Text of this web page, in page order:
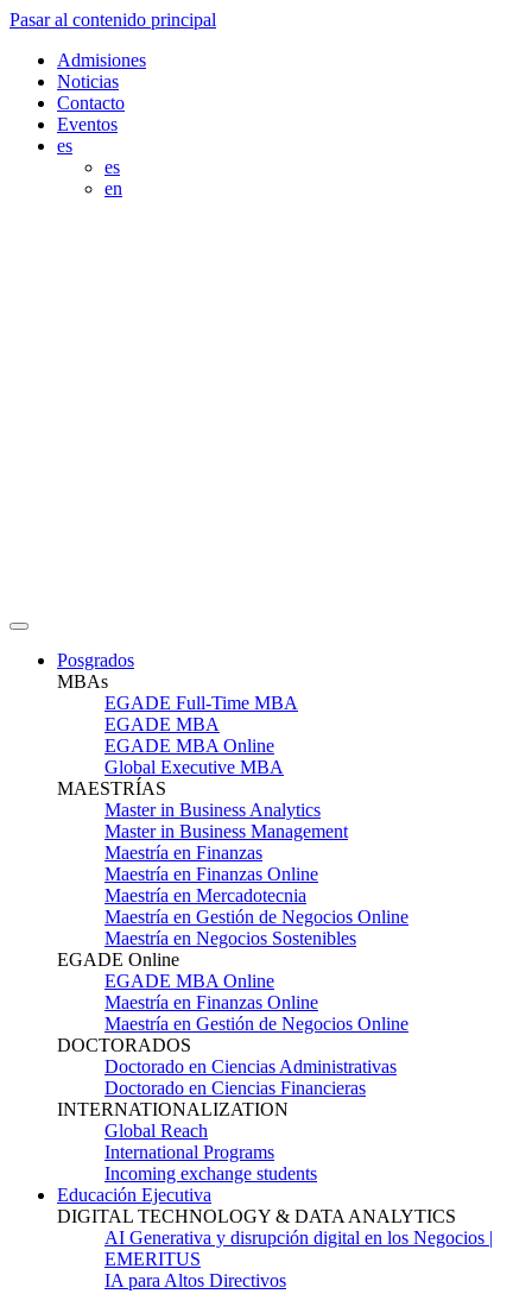
Pasar al contenido principal
Admisiones
Noticias
Contacto
Eventos
es
es
en
Posgrados
MBAs
EGADE Full-Time MBA
EGADE MBA
EGADE MBA Online
Global Executive MBA
MAESTRÍAS
Master in Business Analytics
Master in Business Management
Maestría en Finanzas
Maestría en Finanzas Online
Maestría en Mercadotecnia
Maestría en Gestión de Negocios Online
Maestría en Negocios Sostenibles
EGADE Online
EGADE MBA Online
Maestría en Finanzas Online
Maestría en Gestión de Negocios Online
DOCTORADOS
Doctorado en Ciencias Administrativas
Doctorado en Ciencias Financieras
INTERNATIONALIZATION
Global Reach
International Programs
Incoming exchange students
Educación Ejecutiva
DIGITAL TECHNOLOGY & DATA ANALYTICS
AI Generativa y disrupción digital en los Negocios |
EMERITUS
IA para Altos Directivos